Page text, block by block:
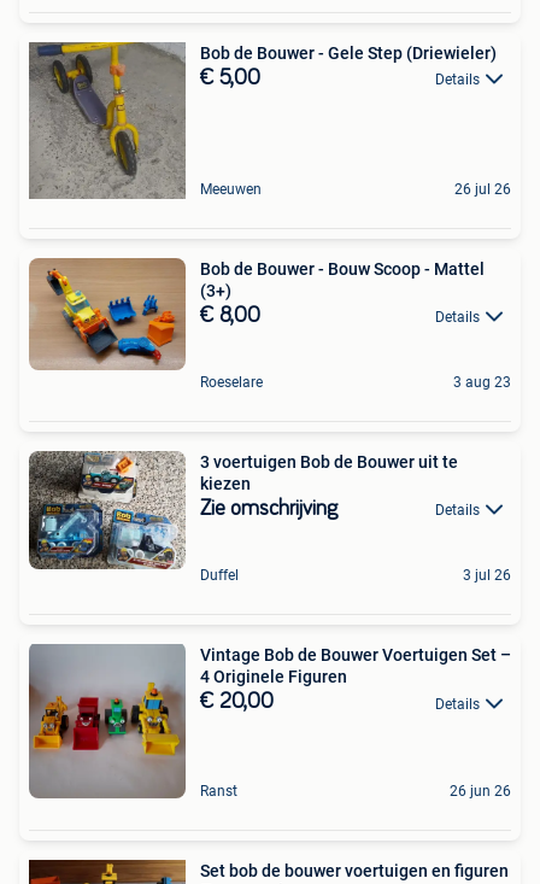
Bob de Bouwer - Gele Step (Driewieler)
€ 5,00 Details
Meeuwen 26 jul 26
Bob de Bouwer - Bouw Scoop - Mattel
(3+)
€ 8,00 Details
Roeselare 3 aug 23
3 voertuigen Bob de Bouwer uit te
kiezen
Zie omschrijving Details
Duffel 3 jul 26
Vintage Bob de Bouwer Voertuigen Set –
4 Originele Figuren
€ 20,00 Details
Ranst 26 jun 26
Set bob de bouwer voertuigen en figuren